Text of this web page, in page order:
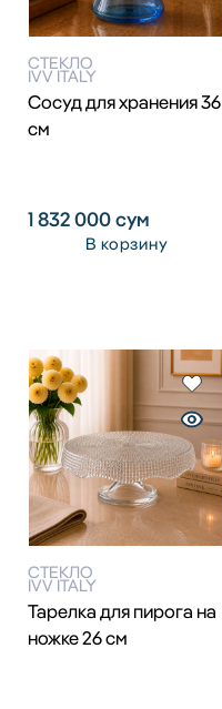
СТЕКЛО
IVV ITALY
Сосуд для хранения 36
см
1 832 000сум
В корзину
СТЕКЛО
IVV ITALY
Тарелка для пирога на
ножке 26 см